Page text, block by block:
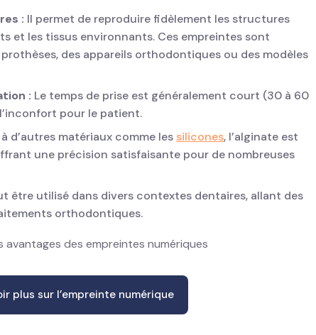
: Il permet de reproduire fidèlement les structures
et les tissus environnants. Ces empreintes sont
des appareils orthodontiques ou des modèles
: Le temps de prise est généralement court (30 à 60
pour le patient.
d’autres matériaux comme les silicones, l’alginate est
une précision satisfaisante pour de nombreuses
être utilisé dans divers contextes dentaires, allant des
orthodontiques.
avantages des empreintes numériques
plus sur l’empreinte numérique